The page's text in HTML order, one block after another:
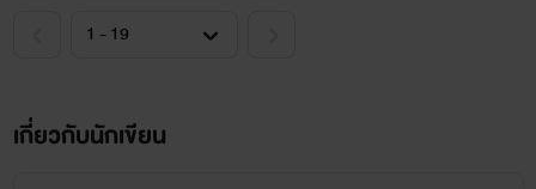
เกี่ยวกับนักเขียน